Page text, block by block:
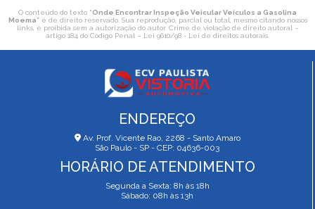
O conteúdo do texto "Onde Encontrar Inspeção Veicular Veículos a Gasolina
Moema" é de direito reservado. Sua reprodução, parcial ou total, mesmo citando nossos
links, é proibida sem a autorização do autor. Crime de violação de direito autoral –
artigo 184 do Código Penal – Lei 9610/98 - Lei de direitos autorais
ENDEREÇO
Av. Prof. Vicente Rao, 2268 - Santo Amaro
São Paulo - SP - CEP: 04636-003
HORÁRIO DE ATENDIMENTO
Segunda a Sexta: 8h às 18h
Sábado: 08h às 13h